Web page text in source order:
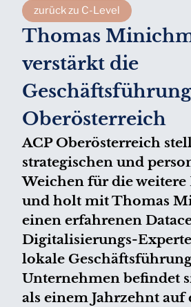
zurück zu C-Level
Thomas
verstärkt die
Oberösterreich
ACP Oberösterreich
strategischen und
Weichen für die weitere
und holt mit Thomas
einen erfahrenen
Digitalisierungs-
lokale
Unternehmen befindet
als einem Jahrzehnt